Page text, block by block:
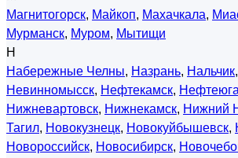
Магнитогорск, Майкоп, Махачкала,
Мурманск, Муром, Мытищи
Н
Набережные Челны, Назрань, Нальчик,
Невинномысск, Нефтекамск,
Нижневартовск, Нижнекамск, Нижний
Тагил, Новокузнецк, Новокуйбышевск,
Новороссийск, Новосибирск,